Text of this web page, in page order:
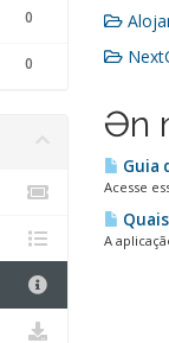
0
0
Ən
Guia
Acesse
A